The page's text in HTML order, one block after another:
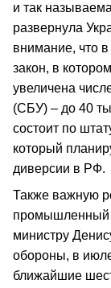
и так
развернула
внимание, что
закон, в
увеличена
(СБУ) – до 40
состоит по
который
диверсии в РФ.
Также важную
промышленный
министру
обороны, в
ближайшие